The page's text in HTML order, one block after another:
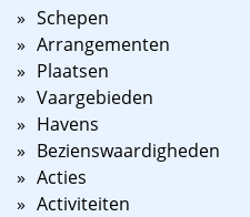
Schepen
Arrangementen
Plaatsen
Vaargebieden
Havens
Bezienswaardigheden
Acties
Activiteiten